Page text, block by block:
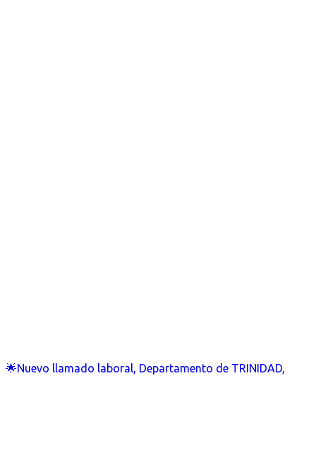
🌟Nuevo llamado laboral, Departamento de TRINIDAD,